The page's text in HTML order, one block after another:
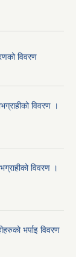
विवरण
विवरण ।
विवरण ।
भर्पाइ विवरण